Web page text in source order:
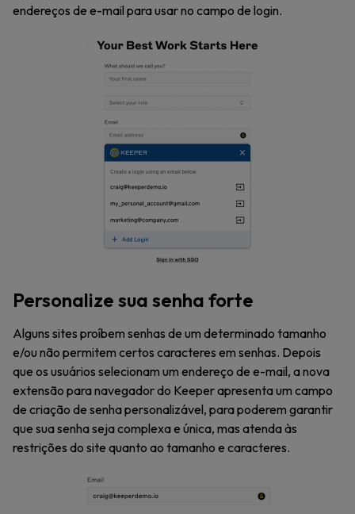
endereços de e-mail para usar no campo de login.
Personalize sua senha forte
Alguns sites proíbem senhas de um determinado tamanho
e/ou não permitem certos caracteres em senhas. Depois
que os usuários selecionam um endereço de e-mail, a nova
extensão para navegador do Keeper apresenta um campo
de criação de senha personalizável, para poderem garantir
que sua senha seja complexa e única, mas atenda às
restrições do site quanto ao tamanho e caracteres.